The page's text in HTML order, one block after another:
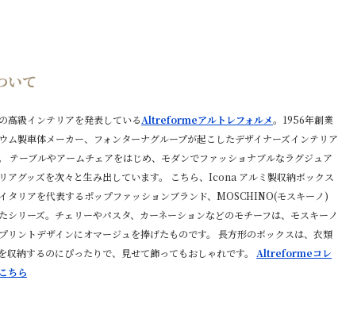
いて
高級インテリアを発表しているAltreformeアルトレフォルメ。1956年創業
ム製車体メーカー、フォンターナグループが起こしたデザイナーズインテリア
テーブルやアームチェアをはじめ、モダンでファッショナブルなラグジュア
アグッズを次々と生み出しています。 こちら、Icona アルミ製収納ボックス
タリアを代表するポップファッションブランド、MOSCHINO(モスキーノ)
シリーズ。チェリーやパスタ、カーネーションなどのモチーフは、モスキーノ
リントデザインにオマージュを捧げたものです。 長方形のボックスは、衣類
収納するのにぴったりで、見せて飾ってもおしゃれです。 Altreformeコレ
ちら